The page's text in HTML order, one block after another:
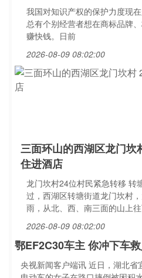
我国对知识产权的保护力度现
总有个别经营者想在商标品牌、
赚快钱。日前
2026-08-09 08:02:00
三面环山的西湖区龙门坎
住进酒店
龙门坎村24位村民紧急转移 转
过，西湖区转塘街道龙门坎村
雨，从北、西、南三面的山上
2026-08-09 08:02:00
鄂EF2C30车主 你冲下车
央视新闻客户端讯 近日，湖北